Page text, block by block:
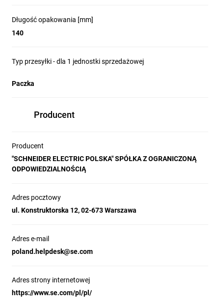
Długość opakowania [mm]
140
Typ przesyłki - dla 1 jednostki sprzedażowej
Paczka
Producent
Producent
"SCHNEIDER ELECTRIC POLSKA" SPÓŁKA Z OGRANICZONĄ
ODPOWIEDZIALNOŚCIĄ
Adres pocztowy
ul. Konstruktorska 12, 02-673 Warszawa
Adres e-mail
poland.helpdesk@se.com
Adres strony internetowej
https://www.se.com/pl/pl/